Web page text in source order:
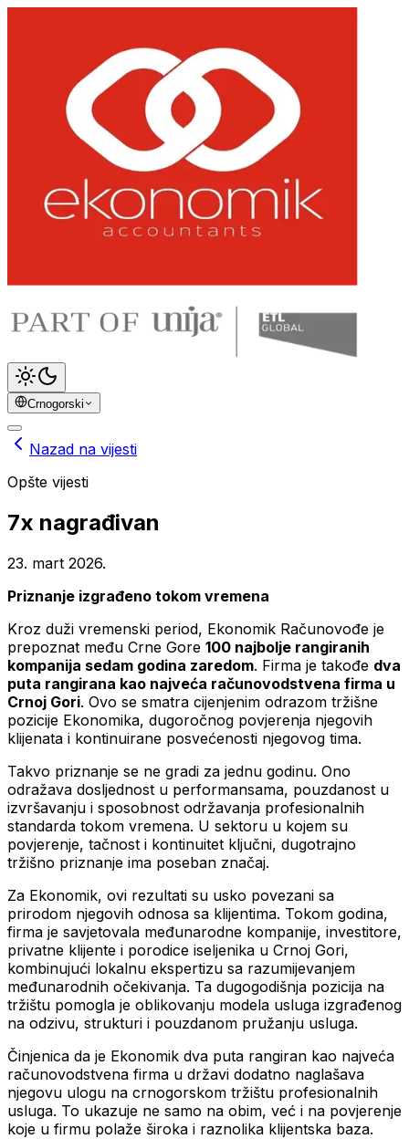
Crnogorski
Nazad na vijesti
Opšte vijesti
7x nagrađivan
23. mart 2026.
Priznanje izgrađeno tokom vremena
Kroz duži vremenski period, Ekonomik Računovođe je
prepoznat među Crne Gore 100 najbolje rangiranih
kompanija sedam godina zaredom. Firma je takođe dva
puta rangirana kao najveća računovodstvena firma u
Crnoj Gori. Ovo se smatra cijenjenim odrazom tržišne
pozicije Ekonomika, dugoročnog povjerenja njegovih
klijenata i kontinuirane posvećenosti njegovog tima.
Takvo priznanje se ne gradi za jednu godinu. Ono
odražava dosljednost u performansama, pouzdanost u
izvršavanju i sposobnost održavanja profesionalnih
standarda tokom vremena. U sektoru u kojem su
povjerenje, tačnost i kontinuitet ključni, dugotrajno
tržišno priznanje ima poseban značaj.
Za Ekonomik, ovi rezultati su usko povezani sa
prirodom njegovih odnosa sa klijentima. Tokom godina,
firma je savjetovala međunarodne kompanije, investitore,
privatne klijente i porodice iseljenika u Crnoj Gori,
kombinujući lokalnu ekspertizu sa razumijevanjem
međunarodnih očekivanja. Ta dugogodišnja pozicija na
tržištu pomogla je oblikovanju modela usluga izgrađenog
na odzivu, strukturi i pouzdanom pružanju usluga.
Činjenica da je Ekonomik dva puta rangiran kao najveća
računovodstvena firma u državi dodatno naglašava
njegovu ulogu na crnogorskom tržištu profesionalnih
usluga. To ukazuje ne samo na obim, već i na povjerenje
koje u firmu polaže široka i raznolika klijentska baza.